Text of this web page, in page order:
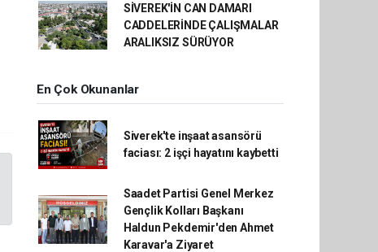
SİVEREK'İN CAN DAMARI
CADDELERİNDE ÇALIŞMALAR
ARALIKSIZ SÜRÜYOR
En Çok Okunanlar
Siverek'te inşaat asansörü
faciası: 2 işçi hayatını kaybetti
Saadet Partisi Genel Merkez
Gençlik Kolları Başkanı
Haldun Pekdemir'den Ahmet
Karavar'a Ziyaret